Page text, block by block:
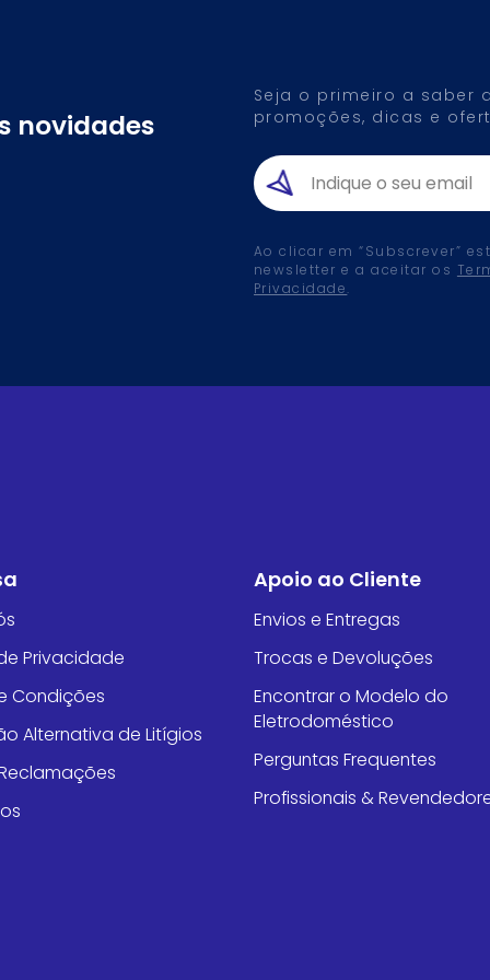
novidades
Seja o primeiro a saber
promoções, dicas e
Ao clicar em “Subscrever”
newsletter e a aceitar os
Privacidade.
Privacidade
Condições
Alternativa de Litígios
Apoio ao Cliente
Envios e Entregas
Trocas e Devoluções
Encontrar o Modelo do
Eletrodoméstico
Perguntas Frequentes
Profissionais &